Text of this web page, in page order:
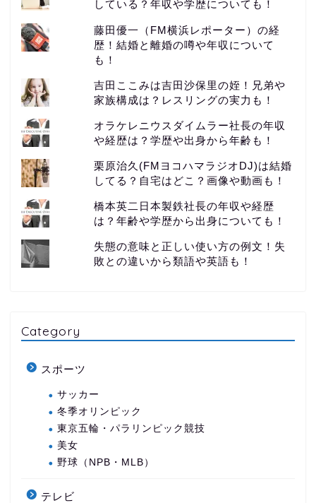
している？年収や学歴についても！
藤田優一（FM横浜レポーター）の経
歴！結婚と離婚の噂や年収について
も！
吉田ここみは吉田沙保里の姪！兄弟や
家族構成は？レスリングの実力も！
オラケレニウスダイムラー社長の年収
や経歴は？学歴や出身から年齢も！
栗原治久(FMヨコハマラジオDJ)は結婚
してる？自宅はどこ？画像や動画も！
橋本英二日本製鉄社長の年収や経歴
は？年齢や学歴から出身についても！
失態の意味と正しい使い方の例文！失
敗との違いから類語や英語も！
Category
スポーツ
サッカー
冬季オリンピック
東京五輪・パラリンピック競技
美女
野球（NPB・MLB）
テレビ